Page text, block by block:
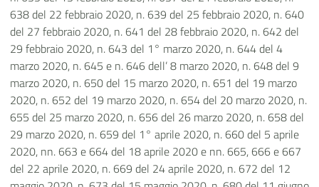
638 del 22 febbraio 2020, n. 639 del 25 febbraio 2020, n. 640
del 27 febbraio 2020, n. 641 del 28 febbraio 2020, n. 642 del
29 febbraio 2020, n. 643 del 1° marzo 2020, n. 644 del 4
marzo 2020, n. 645 e n. 646 dell’ 8 marzo 2020, n. 648 del 9
marzo 2020, n. 650 del 15 marzo 2020, n. 651 del 19 marzo
2020, n. 652 del 19 marzo 2020, n. 654 del 20 marzo 2020, n.
655 del 25 marzo 2020, n. 656 del 26 marzo 2020, n. 658 del
29 marzo 2020, n. 659 del 1° aprile 2020, n. 660 del 5 aprile
2020, nn. 663 e 664 del 18 aprile 2020 e nn. 665, 666 e 667
del 22 aprile 2020, n. 669 del 24 aprile 2020, n. 672 del 12